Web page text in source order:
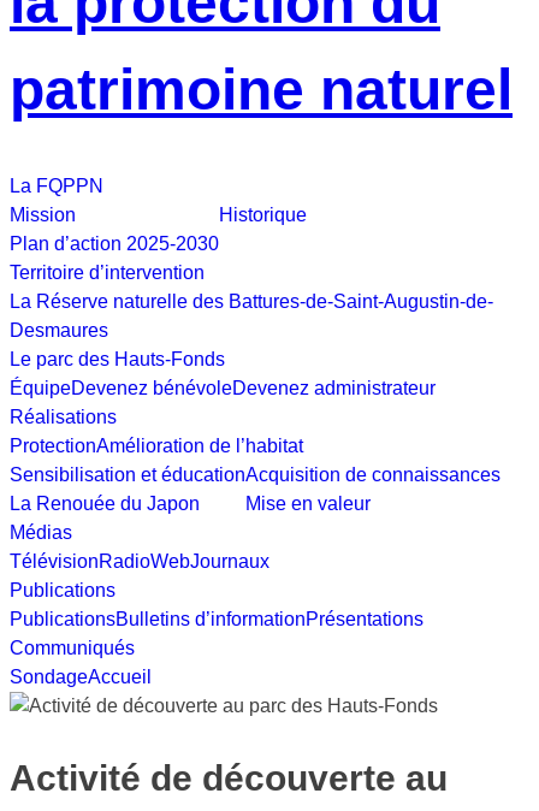
La FQPPN
Mission
Plan d’action 2025-2030
Historique
Territoire d’intervention
La Réserve naturelle des Battures-de-Saint-Augustin-de-
Desmaures
Le parc des Hauts-Fonds
ÉquipeDevenez bénévoleDevenez administrateur
Réalisations
ProtectionAmélioration de l’habitat
Sensibilisation et éducation
La Renouée du Japon
Acquisition de connaissances
Mise en valeur
Médias
TélévisionRadioWebJournaux
Publications
PublicationsBulletins d’informationPrésentations
Communiqués
SondageAccueil
Activité de découverte au